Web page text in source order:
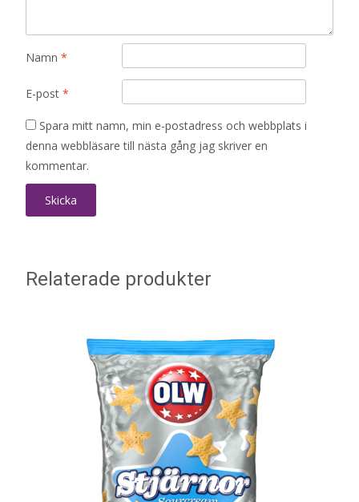
Namn *
E-post *
Spara mitt namn, min e-postadress och webbplats i
denna webbläsare till nästa gång jag skriver en
kommentar.
Relaterade produkter